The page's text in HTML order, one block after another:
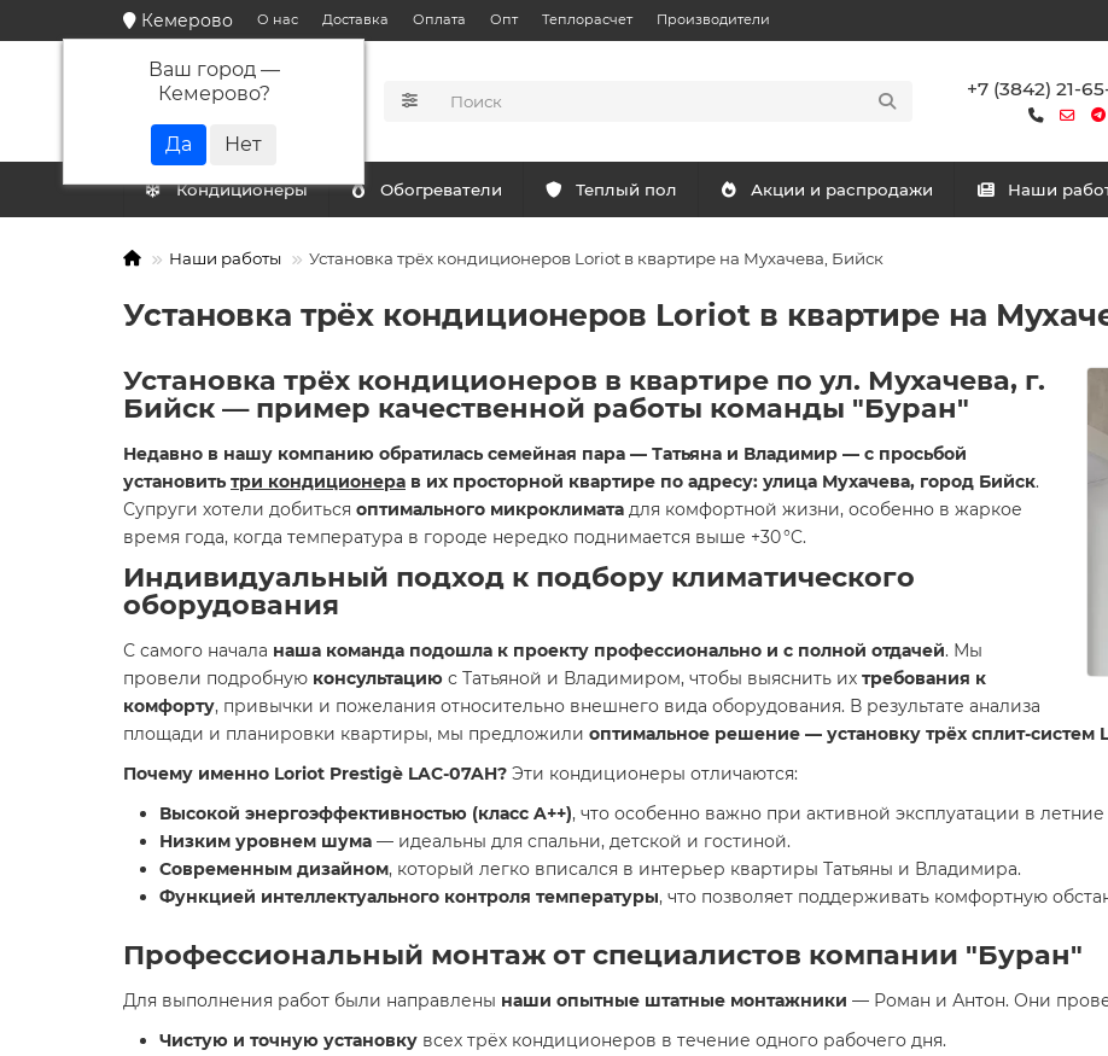
Кемерово
Ваш город —
Кемерово?
О нас Доставка Оплата Опт Теплорасчет Производители
КАТАЛОГ
+7 (3842) 21-
Кондиционеры Обогреватели Теплый пол Акции и распродажи Наши
Наши работы Установка трёх кондиционеров Loriot в квартире на Мухачева, Бийск
Установка трёх кондиционеров Loriot в квартире на
Установка трёх кондиционеров в квартире по ул. Мухачева, г.
Бийск — пример качественной работы команды "Буран"
Недавно в нашу компанию обратилась семейная пара — Татьяна и Владимир — с просьбой
установить три кондиционера в их просторной квартире по адресу: улица Мухачева, город Бийск.
Супруги хотели добиться оптимального микроклимата для комфортной жизни, особенно в жаркое
время года, когда температура в городе нередко поднимается выше +30 °C.
Индивидуальный подход к подбору климатического
оборудования
С самого начала наша команда подошла к проекту профессионально и с полной отдачей. Мы
провели подробную консультацию с Татьяной и Владимиром, чтобы выяснить их требования к
комфорту, привычки и пожелания относительно внешнего вида оборудования. В результате анализа
площади и планировки квартиры, мы предложили оптимальное решение — установку трёх сплит-систем
Почему именно Loriot Prestigè LAC-07AH? Эти кондиционеры отличаются:
Высокой энергоэффективностью (класс A++), что особенно важно при активной эксплуатации в
Низким уровнем шума — идеальны для спальни, детской и гостиной.
Современным дизайном, который легко вписался в интерьер квартиры Татьяны и Владимира.
Функцией интеллектуального контроля температуры, что позволяет поддерживать комфортную
Профессиональный монтаж от специалистов компании "Буран"
Для выполнения работ были направлены наши опытные штатные монтажники — Роман и Антон. Они
Чистую и точную установку всех трёх кондиционеров в течение одного рабочего дня.